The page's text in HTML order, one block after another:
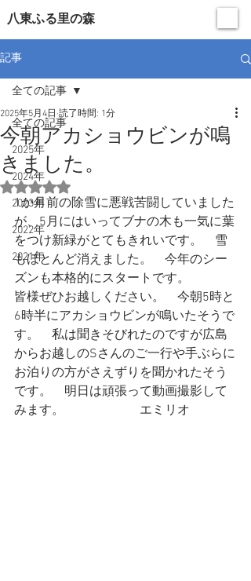
​八東ふる里の森
記事
全ての記事
2025年
2024年
2023年
2022年
2021年
全ての記事
今朝アカショウビンが鳴
きました。
2025年5月4日 読了時間: 1分
5つ星のうちNaNと評価されています。
1か月前の除雪に悪戦苦闘していました
が、5月にはいってブナの木も一気に葉
をつけ新緑がとてもきれいです。　雪
もほとんど消えました。　今年のシー
ズンも本格的にスタートです。
皆様ぜひお越しください。　今朝5時と
6時半にアカショウビンが鳴いたそうで
す。　私は聞きそびれたのですが広島
からお越しのSさんのご一行や手ぶらに
お泊りの方がさえずりを聞かれたそう
です。　明日は頑張って動画撮影して
みます。　　　　　　エミリオ